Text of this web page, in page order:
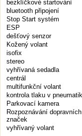
bezklíčkové startování
bluetooth připojení
Stop Start systém
ESP
dešťový senzor
Kožený volant
isofix
stereo
vyhřívaná sedadla
centrál
multifunkční volant
kontrola tlaku v
Parkovací kamera
Rozpoznávání dopravních
značek
vyhřívaný volant